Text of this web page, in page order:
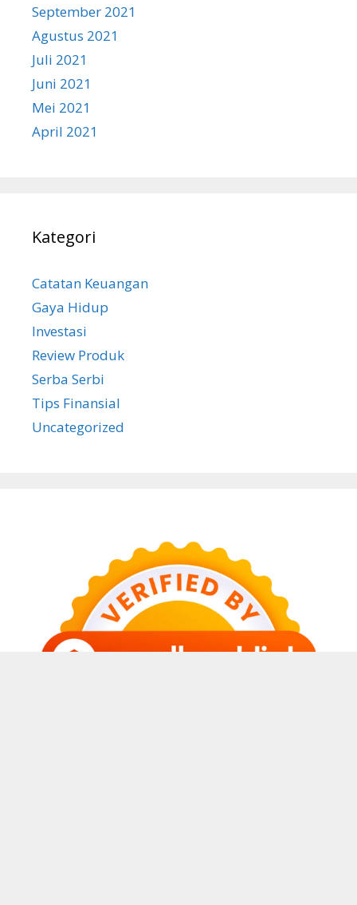
September 2021
Agustus 2021
Juli 2021
Juni 2021
Mei 2021
April 2021
Kategori
Catatan Keuangan
Gaya Hidup
Investasi
Review Produk
Serba Serbi
Tips Finansial
Uncategorized